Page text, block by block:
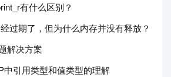
有什么区别？
过期了，但为什么内存并没有释放？
解决方案
中引用类型和值类型的理解